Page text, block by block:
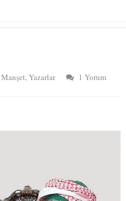
Manşet,Yazarlar
1 Yorum